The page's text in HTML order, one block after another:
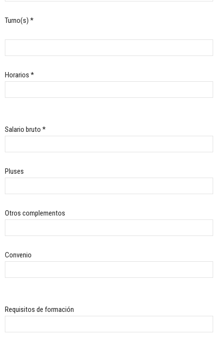
Turno(s) *
Horarios *
Salario bruto *
Pluses
Otros complementos
Convenio
Requisitos de formación